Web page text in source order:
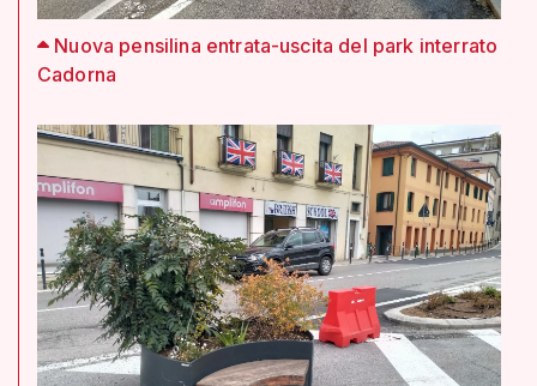
Nuova pensilina entrata-uscita del park interrato
Cadorna